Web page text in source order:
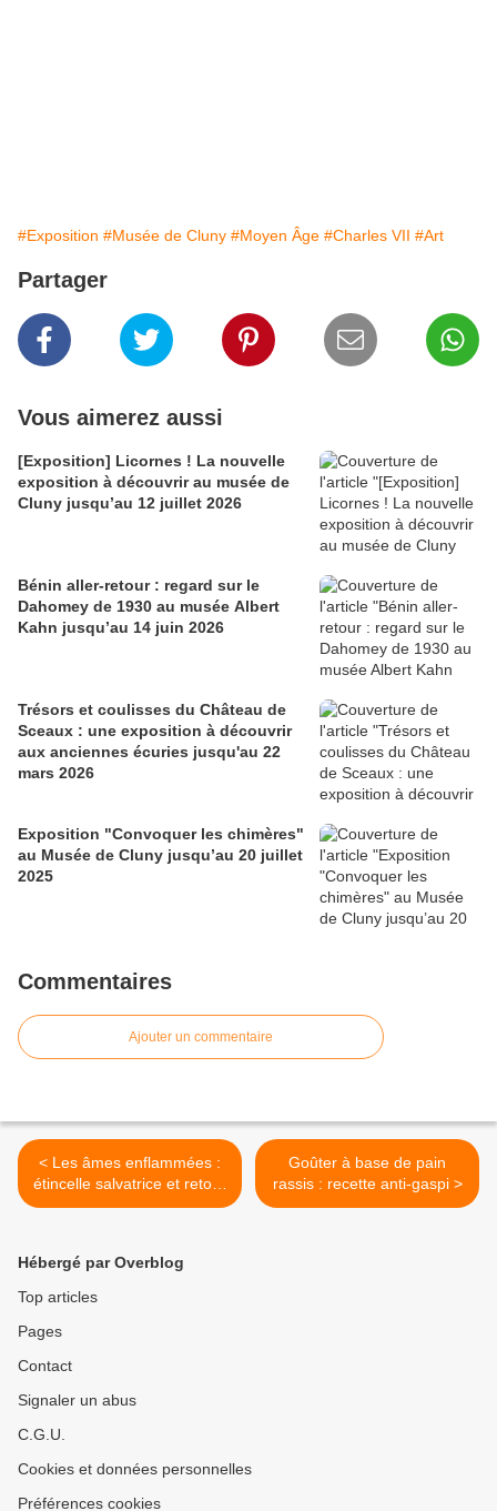
#Exposition #Musée de Cluny #Moyen Âge #Charles VII #Art
Partager
Vous aimerez aussi
[Exposition] Licornes ! La nouvelle
exposition à découvrir au musée de
Cluny jusqu’au 12 juillet 2026
Bénin aller-retour : regard sur le
Dahomey de 1930 au musée Albert
Kahn jusqu’au 14 juin 2026
Trésors et coulisses du Château de
Sceaux : une exposition à découvrir
aux anciennes écuries jusqu'au 22
mars 2026
Exposition "Convoquer les chimères"
au Musée de Cluny jusqu’au 20 juillet
2025
Commentaires
Ajouter un commentaire
< Les âmes enflammées :
étincelle salvatrice et retour
de flamme des opprimé.e.s
Goûter à base de pain
rassis : recette anti-gaspi >
Hébergé par Overblog
Top articles
Pages
Contact
Signaler un abus
C.G.U.
Cookies et données personnelles
Préférences cookies